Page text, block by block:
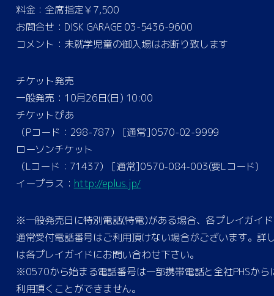
料金：全席指定￥7,500
お問合せ：DISK GARAGE 03-5436-9600
コメント：未就学児童の御入場はお断り致します
チケット発売
一般発売：10月26日(日) 10:00
チケットぴあ
（Pコード：298-787） [通常]0570-02-9999
ローソンチケット
（Lコード：71437） [通常]0570-084-003(要Lコード)
イープラス： http://eplus.jp/
※一般発売日に特別電話(特電)がある場合、各プレイガイ
通常受付電話番号はご利用頂けない場合がございます。詳
は各プレイガイドにお問い合わせ下さい。
※0570から始まる電話番号は一部携帯電話と全社PHSから
利用頂くことができません。